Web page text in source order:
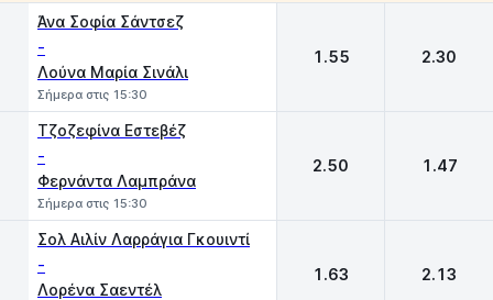
Άνα Σοφία Σάντσεζ
-
Λούνα Μαρία Σινάλι
Σήμερα στις 15:30
1.55 2.30
Τζοζεφίνα Εστεβέζ
-
Φερνάντα Λαμπράνα
Σήμερα στις 15:30
2.50 1.47
Σολ Αιλίν Λαρράγια Γκουιντί
-
Λορένα Σαεντέλ
1.63 2.13